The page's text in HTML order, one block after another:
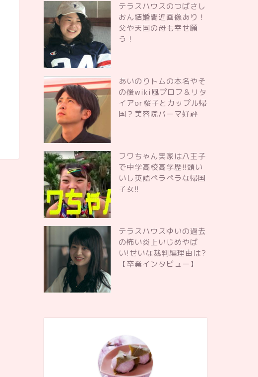
テラスハウスのつばさし
おん結婚間近画像あり！
父や天国の母も幸せ願
う！
あいのりトムの本名やそ
の後wiki風プロフ＆リタ
イアor桜子とカップル帰
国？美容院パーマ好評
フワちゃん実家は八王子
で中学高校高学歴!!頭い
いし英語ペラペラな帰国
子女!!
テラスハウスゆいの過去
の怖い炎上いじめやば
い!せいな裁判編理由は?
【卒業インタビュー】